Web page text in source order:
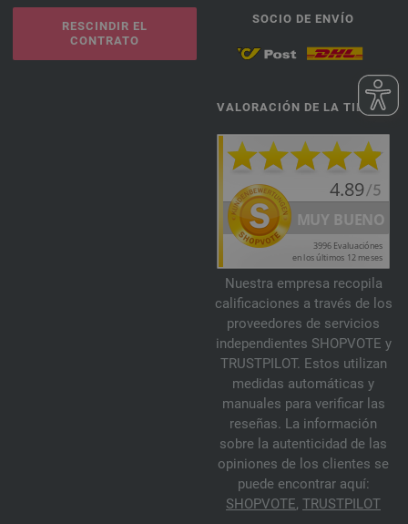
RESCINDIR EL
CONTRATO
SOCIO DE ENVÍO
VALORACIÓN DE LA TIENDA
Nuestra empresa recopila
calificaciones a través de los
proveedores de servicios
independientes SHOPVOTE y
TRUSTPILOT. Estos utilizan
medidas automáticas y
manuales para verificar las
reseñas. La información
sobre la autenticidad de las
opiniones de los clientes se
puede encontrar aquí:
SHOPVOTE, TRUSTPILOT